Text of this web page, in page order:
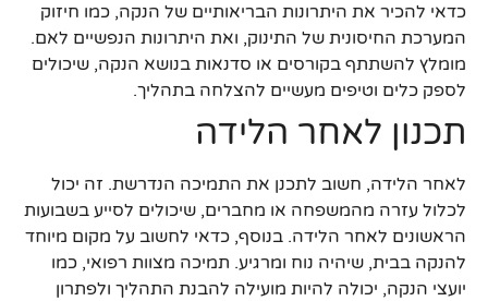
כדאי להכיר את היתרונות הבריאותיים של הנקה, כמו חיזוק
המערכת החיסונית של התינוק, ואת היתרונות הנפשיים לאם.
מומלץ להשתתף בקורסים או סדנאות בנושא הנקה, שיכולים
לספק כלים וטיפים מעשיים להצלחה בתהליך.
תכנון לאחר הלידה
לאחר הלידה, חשוב לתכנן את התמיכה הנדרשת. זה יכול
לכלול עזרה מהמשפחה או מחברים, שיכולים לסייע בשבועות
הראשונים לאחר הלידה. בנוסף, כדאי לחשוב על מקום מיוחד
להנקה בבית, שיהיה נוח ומרגיע. תמיכה מצוות רפואי, כמו
יועצי הנקה, יכולה להיות מועילה להבנת התהליך ולפתרון